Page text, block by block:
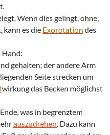
Wenn dies gelingt, ohne,
kann es die Exorotation des
Hand:
gehalten; der andere Arm
Seite strecken um
wirkung das Becken möglichst
was in begrenztem
auszudrehen . Dazu kann